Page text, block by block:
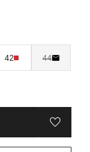
42 44